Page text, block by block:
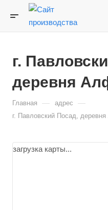
г.
деревня
Главная — адрес —
г. Павловский Посад,
загрузка карты...